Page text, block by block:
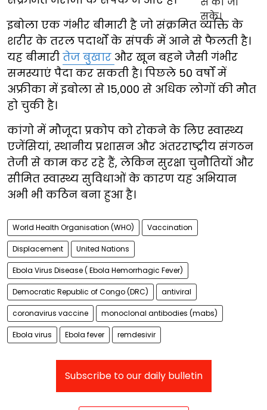
इबोला एक गंभीर बीमारी है जो संक्रमित व्यक्ति के
शरीर के तरल पदार्थों के संपर्क में आने से फैलती है।
यह बीमारी तेज बुखार और खून बहने जैसी गंभीर
समस्याएं पैदा कर सकती है। पिछले 50 वर्षों में
अफ्रीका में इबोला से 15,000 से अधिक लोगों की मौत
हो चुकी है।
कांगो में मौजूदा प्रकोप को रोकने के लिए स्वास्थ्य
एजेंसियां, स्थानीय प्रशासन और अंतरराष्ट्रीय संगठन
तेजी से काम कर रहे हैं, लेकिन सुरक्षा चुनौतियों और
सीमित स्वास्थ्य सुविधाओं के कारण यह अभियान
अभी भी कठिन बना हुआ है।
World Health Organisation (WHO) Vaccination
Displacement United Nations
Ebola Virus Disease ( Ebola Hemorrhagic Fever)
Democratic Republic of Congo (DRC) antiviral
coronavirus vaccine monoclonal antibodies (mabs)
Ebola virus Ebola fever remdesivir
Subscribe to our daily bulletin